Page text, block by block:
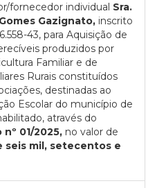
fornecedor individual Sra.
Gazignato, inscrito
43, para Aquisição de
produzidos por
Familiar e de
Rurais constituídos
destinadas ao
Escolar do município de
através do
01/2025, no valor de
seis mil, setecentos e